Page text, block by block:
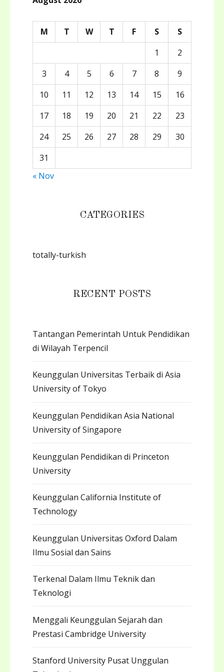
M T W T F S
S
1
2
3
4 5 6 7 8
9
10
11 12 13 14 15
16
17
18 19 20 21 22
23
24
25 26 27 28 29
30
31
« Nov
CATEGORIES
totally-turkish
RECENT POSTS
Tantangan Pemerintah Untuk Pendidikan
di Wilayah Terpencil
Keunggulan Universitas Terbaik di Asia
University of Tokyo
Keunggulan Pendidikan Asia National
University of Singapore
Keunggulan Pendidikan di Princeton
University
Keunggulan California Institute of
Technology
Keunggulan Universitas Oxford Dalam
Ilmu Sosial dan Sains
Terkenal Dalam Ilmu Teknik dan
Teknologi
Menggali Keunggulan Sejarah dan
Prestasi Cambridge University
Stanford University Pusat Unggulan